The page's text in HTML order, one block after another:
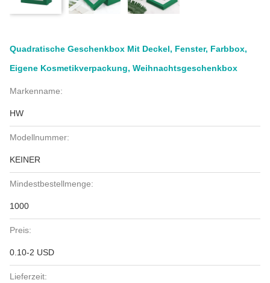
Quadratische Geschenkbox Mit Deckel, Fenster, Farbbox,
Eigene Kosmetikverpackung, Weihnachtsgeschenkbox
Markenname:
HW
Modellnummer:
KEINER
Mindestbestellmenge:
1000
Preis:
0.10-2 USD
Lieferzeit: